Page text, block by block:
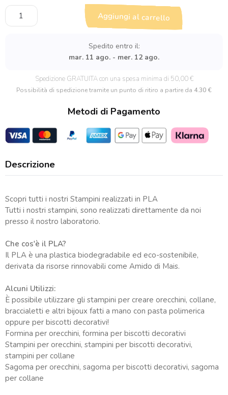
Taglierina
pasta
Decorativi
Aggiungi al carrello
Spedito entro il:
mar. 11 ago. - mer. 12 ago.
Spedizione GRATUITA con una spesa minima di 50,00 €
Possibilità di spedizione tramite un punto di ritiro a partire da 4.30 €
Metodi di Pagamento
Descrizione
Scopri tutti i nostri Stampini realizzati in PLA
Tutti i nostri stampini, sono realizzati direttamente da noi
presso il nostro laboratorio.
Che cos'è il PLA?
Il PLA è una plastica biodegradabile ed eco-sostenibile,
derivata da risorse rinnovabili come Amido di Mais.
Alcuni Utilizzi:
È possibile utilizzare gli stampini per creare orecchini, collane,
braccialetti e altri bijoux fatti a mano con pasta polimerica
oppure per biscotti decorativi!
Formina per orecchini, formina per biscotti decorativi
Stampini per orecchini, stampini per biscotti decorativi,
stampini per collane
Sagoma per orecchini, sagoma per biscotti decorativi, sagoma
per collane